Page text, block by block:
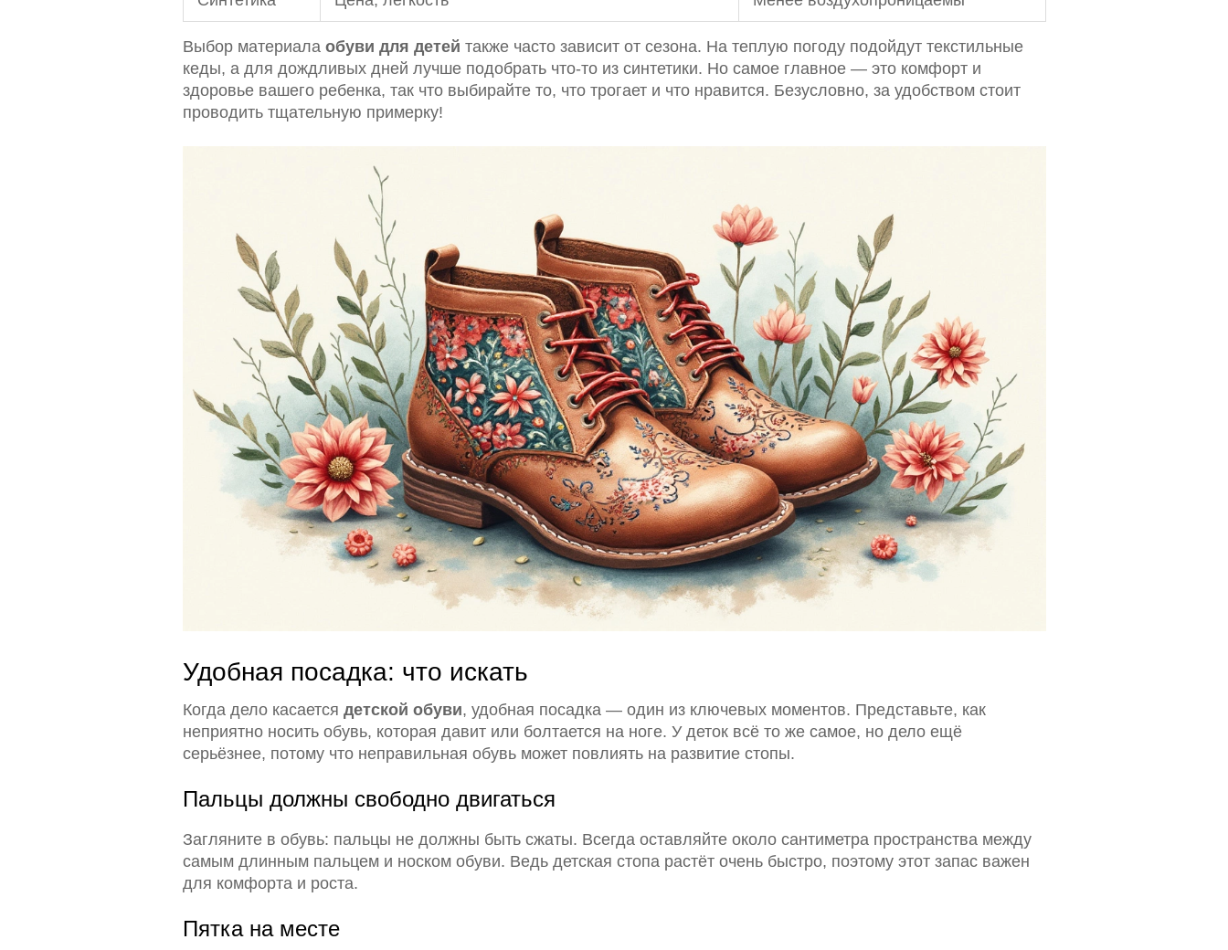
Выбор материала обуви для детей также часто зависит от сезона. На теплую погоду подойдут текстильные
кеды, а для дождливых дней лучше подобрать что-то из синтетики. Но самое главное — это комфорт и
здоровье вашего ребенка, так что выбирайте то, что трогает и что нравится. Безусловно, за удобством стоит
проводить тщательную примерку!
Удобная посадка: что искать
Когда дело касается детской обуви, удобная посадка — один из ключевых моментов. Представьте, как
неприятно носить обувь, которая давит или болтается на ноге. У деток всё то же самое, но дело ещё
серьёзнее, потому что неправильная обувь может повлиять на развитие стопы.
Пальцы должны свободно двигаться
Загляните в обувь: пальцы не должны быть сжаты. Всегда оставляйте около сантиметра пространства между
самым длинным пальцем и носком обуви. Ведь детская стопа растёт очень быстро, поэтому этот запас важен
для комфорта и роста.
Пятка на месте